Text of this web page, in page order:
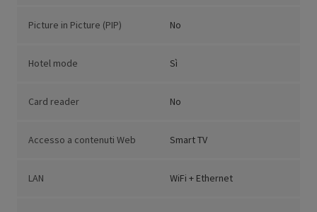
Picture in Picture (PIP) No
Hotel mode Sì
Card reader No
Accesso a contenuti Web Smart TV
LAN WiFi + Ethernet